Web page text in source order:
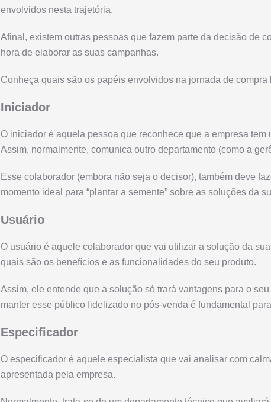
envolvidos nesta trajetória.
Afinal, existem outras pessoas que fazem parte da decisão de
hora de elaborar as suas campanhas.
Conheça quais são os papéis envolvidos na jornada de compra
Iniciador
O iniciador é aquela pessoa que reconhece que a empresa
Assim, normalmente, comunica outro departamento (como a
Esse colaborador (embora não seja o decisor), também deve
momento ideal para “plantar a semente” sobre as soluções da
Usuário
O usuário é aquele colaborador que vai utilizar a solução da
quais são os benefícios e as funcionalidades do seu produto.
Assim, ele entende que a solução só trará vantagens para o
manter esse público fidelizado no pós-venda é fundamental
Especificador
O especificador é aquele especialista que vai analisar com
apresentada pela empresa.